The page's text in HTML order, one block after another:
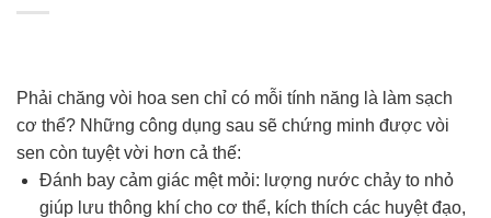
Phải chăng vòi hoa sen chỉ có mỗi tính năng là làm sạch
cơ thể? Những công dụng sau sẽ chứng minh được vòi
sen còn tuyệt vời hơn cả thế:
Đánh bay cảm giác mệt mỏi: lượng nước chảy to nhỏ
giúp lưu thông khí cho cơ thể, kích thích các huyệt đạo,